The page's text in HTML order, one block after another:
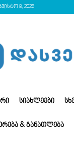
8, 2026
ᲡᲘᲐᲮᲚᲔᲔᲑᲘ
& ᲒᲐᲜᲐᲗᲚᲔᲑᲐ